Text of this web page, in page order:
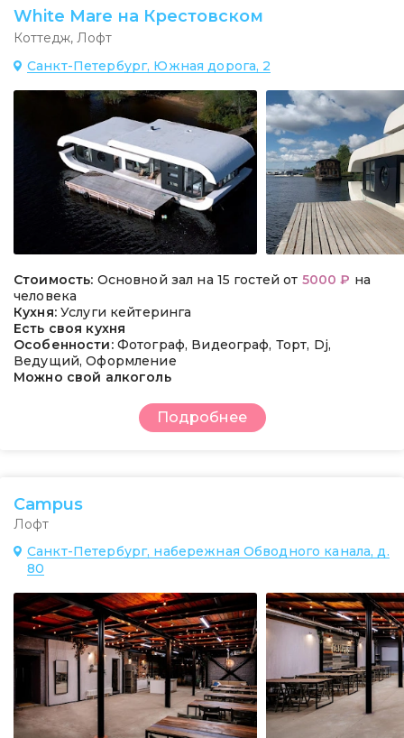
White Mare на Крестовском
Коттедж, Лофт
Санкт-Петербург, Южная дорога, 2
Стоимость: Основной зал на 15 гостей от 5000 ₽ на
человека
Кухня: Услуги кейтеринга
Есть своя кухня
Особенности: Фотограф, Видеограф, Торт, Dj,
Ведущий, Оформление
Можно свой алкоголь
Подробнее
Campus
Лофт
Санкт-Петербург, набережная Обводного канала, д.
80